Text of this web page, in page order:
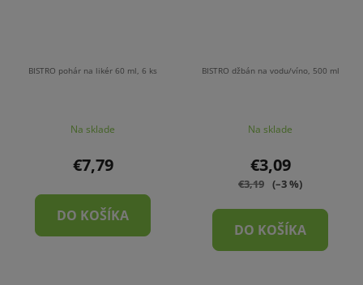
BISTRO pohár na likér 60 ml, 6 ks
Na sklade
€7,79
DO KOŠÍKA
BISTRO džbán na vodu/víno, 500 ml
Na sklade
€3,09
€3,19 (–3 %)
DO KOŠÍKA